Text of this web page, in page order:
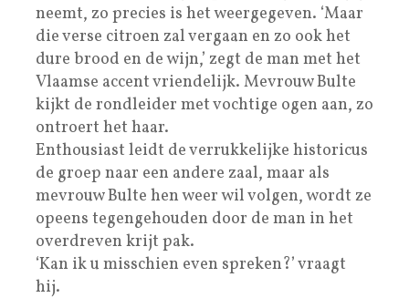
neemt, zo precies is het weergegeven. ‘Maar
die verse citroen zal vergaan en zo ook het
dure brood en de wijn,’ zegt de man met het
Vlaamse accent vriendelijk. Mevrouw Bulte
kijkt de rondleider met vochtige ogen aan, zo
ontroert het haar.
Enthousiast leidt de verrukkelijke historicus
de groep naar een andere zaal, maar als
mevrouw Bulte hen weer wil volgen, wordt ze
opeens tegengehouden door de man in het
overdreven krijt pak.
‘Kan ik u misschien even spreken?’ vraagt
hij.